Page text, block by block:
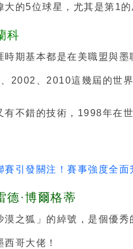
的5位球星，尤其是第1的
科
時期基本都是在美職盟與
2002、2010這幾屆的世界
不錯的技術，1998年在
引發關注！賽事強度全面
德·博爾格蒂
漠之狐」的綽號，是個優
哥大佬！